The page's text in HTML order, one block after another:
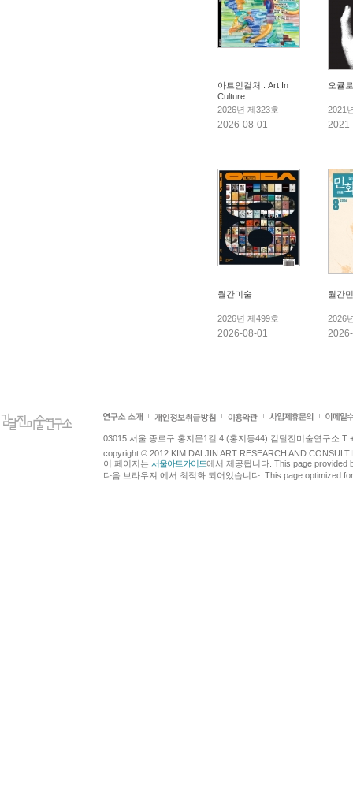
아트인컬처 : Art In
Culture
2026년 제323호
2026-08-01
오큘
2021
월간미술
2026년 제499호
2026-08-01
월간
2026
03015 서울 종로구 홍지문1길 4 (홍지동44) 김달진미술연구소 T
copyright © 2012 KIM DALJIN ART RESEARCH AND
이 페이지는 서울아트가이드에서 제공됩니다. This page provided
다음 브라우져 에서 최적화 되어있습니다. This page optimized